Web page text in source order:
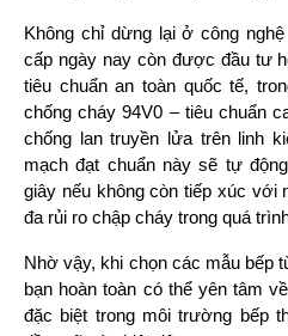
Không chỉ dừng lại ở công
cấp ngày nay còn được đầu tư
tiêu chuẩn an toàn quốc tế,
chống cháy 94V0 – tiêu chuẩn
chống lan truyền lửa trên linh
mạch đạt chuẩn này sẽ tự
giây nếu không còn tiếp xúc với
đa rủi ro chập cháy trong quá
Nhờ vậy, khi chọn các mẫu bếp
bạn hoàn toàn có thể yên tâm
đặc biệt trong môi trường bếp